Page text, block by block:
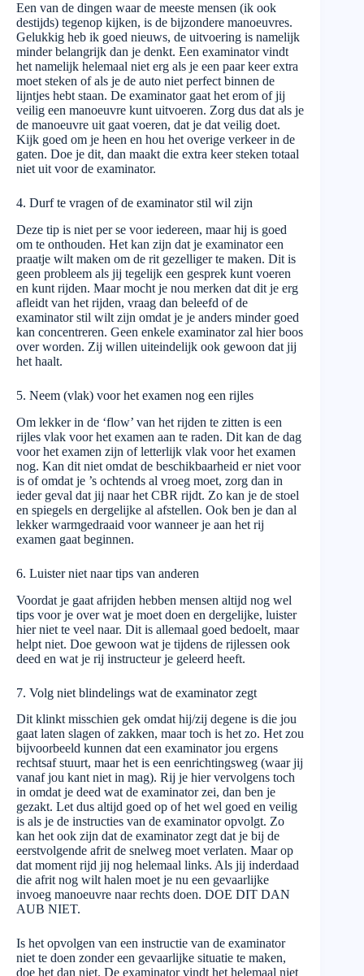
Een van de dingen waar de meeste mensen (ik ook
destijds) tegenop kijken, is de bijzondere manoeuvres.
Gelukkig heb ik goed nieuws, de uitvoering is namelijk
minder belangrijk dan je denkt. Een examinator vindt
het namelijk helemaal niet erg als je een paar keer extra
moet steken of als je de auto niet perfect binnen de
lijntjes hebt staan. De examinator gaat het erom of jij
veilig een manoeuvre kunt uitvoeren. Zorg dus dat als je
de manoeuvre uit gaat voeren, dat je dat veilig doet.
Kijk goed om je heen en hou het overige verkeer in de
gaten. Doe je dit, dan maakt die extra keer steken totaal
niet uit voor de examinator.
4. Durf te vragen of de examinator stil wil zijn
Deze tip is niet per se voor iedereen, maar hij is goed
om te onthouden. Het kan zijn dat je examinator een
praatje wilt maken om de rit gezelliger te maken. Dit is
geen probleem als jij tegelijk een gesprek kunt voeren
en kunt rijden. Maar mocht je nou merken dat dit je erg
afleidt van het rijden, vraag dan beleefd of de
examinator stil wilt zijn omdat je je anders minder goed
kan concentreren. Geen enkele examinator zal hier boos
over worden. Zij willen uiteindelijk ook gewoon dat jij
het haalt.
5. Neem (vlak) voor het examen nog een rijles
Om lekker in de ‘flow’ van het rijden te zitten is een
rijles vlak voor het examen aan te raden. Dit kan de dag
voor het examen zijn of letterlijk vlak voor het examen
nog. Kan dit niet omdat de beschikbaarheid er niet voor
is of omdat je ’s ochtends al vroeg moet, zorg dan in
ieder geval dat jij naar het CBR rijdt. Zo kan je de stoel
en spiegels en dergelijke al afstellen. Ook ben je dan al
lekker warmgedraaid voor wanneer je aan het rij
examen gaat beginnen.
6. Luister niet naar tips van anderen
Voordat je gaat afrijden hebben mensen altijd nog wel
tips voor je over wat je moet doen en dergelijke, luister
hier niet te veel naar. Dit is allemaal goed bedoelt, maar
helpt niet. Doe gewoon wat je tijdens de rijlessen ook
deed en wat je rij instructeur je geleerd heeft.
7. Volg niet blindelings wat de examinator zegt
Dit klinkt misschien gek omdat hij/zij degene is die jou
gaat laten slagen of zakken, maar toch is het zo. Het zou
bijvoorbeeld kunnen dat een examinator jou ergens
rechtsaf stuurt, maar het is een eenrichtingsweg (waar jij
vanaf jou kant niet in mag). Rij je hier vervolgens toch
in omdat je deed wat de examinator zei, dan ben je
gezakt. Let dus altijd goed op of het wel goed en veilig
is als je de instructies van de examinator opvolgt. Zo
kan het ook zijn dat de examinator zegt dat je bij de
eerstvolgende afrit de snelweg moet verlaten. Maar op
dat moment rijd jij nog helemaal links. Als jij inderdaad
die afrit nog wilt halen moet je nu een gevaarlijke
invoeg manoeuvre naar rechts doen. DOE DIT DAN
AUB NIET.
Is het opvolgen van een instructie van de examinator
niet te doen zonder een gevaarlijke situatie te maken,
doe het dan niet. De examinator vindt het helemaal niet